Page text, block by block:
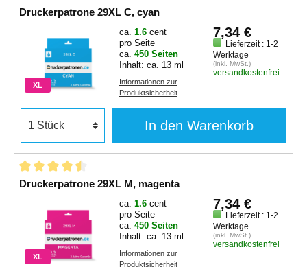
Druckerpatrone 29XL C, cyan
XL
ca. 1.6 cent
pro Seite
ca. 450 Seiten
Inhalt: ca. 13 ml
Informationen zur
Produktsicherheit
7,34 €
Lieferzeit : 1-2
Werktage
(inkl. MwSt.)
versandkostenfrei
In den Warenkorb
Druckerpatrone 29XL M, magenta
XL
ca. 1.6 cent
pro Seite
ca. 450 Seiten
Inhalt: ca. 13 ml
Informationen zur
Produktsicherheit
7,34 €
Lieferzeit : 1-2
Werktage
(inkl. MwSt.)
versandkostenfrei